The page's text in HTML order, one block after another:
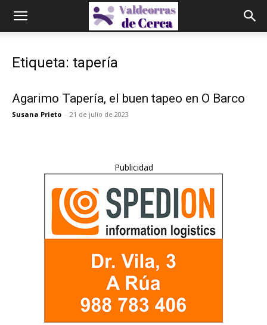
Etiqueta: tapería
Agarimo Tapería, el buen tapeo en O Barco
Susana Prieto - 21 de julio de 2023
Publicidad